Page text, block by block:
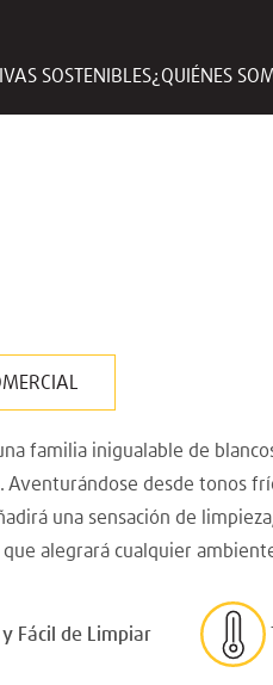
SOSTENIBLES¿QUIÉNES
familia inigualable de
Aventurándose desde tonos
una sensación de
alegrará cualquier
y Fácil de Limpiar